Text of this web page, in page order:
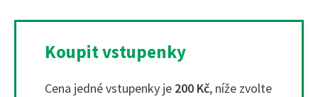
Koupit vstupenky
Cena jedné vstupenky je 200 Kč, níže zvolte